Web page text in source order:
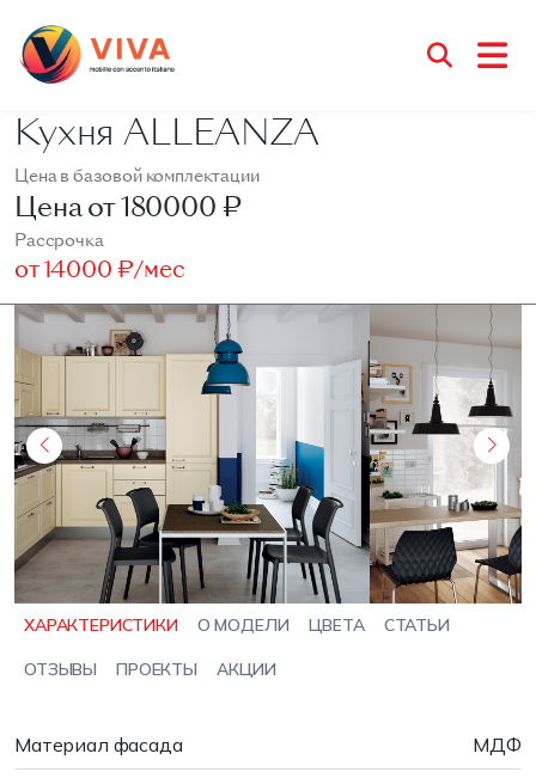
Кухня ALLEANZA
Цена в базовой комплектации
Цена от180000 ₽
Рассрочка
от14000 ₽/мес
ХАРАКТЕРИСТИКИ О МОДЕЛИ ЦВЕТА СТАТЬИ
ОТЗЫВЫ ПРОЕКТЫ АКЦИИ
Материал фасада МДФ